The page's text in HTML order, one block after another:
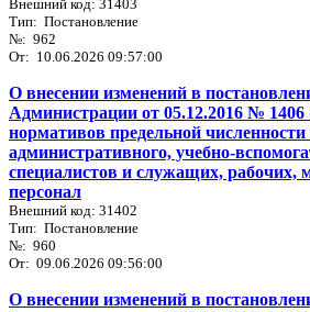
Внешний код: 31403
Тип: Постановление
№: 962
От: 10.06.2026 09:57:00
О внесении изменений в
Администрации от 05.12.2016 №
нормативов предельной
административного, учебно-
специалистов и служащих, рабочих,
персонал
Внешний код: 31402
Тип: Постановление
№: 960
От: 09.06.2026 09:56:00
О внесении изменений в